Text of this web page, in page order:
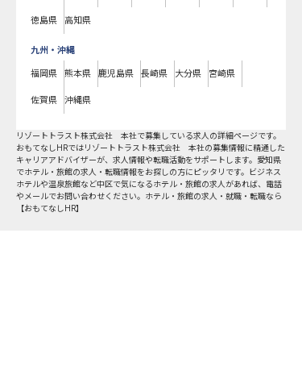
徳島県 高知県
九州・沖縄
福岡県 熊本県 鹿児島県 長崎県 大分県 宮崎県
佐賀県 沖縄県
リゾートトラスト株式会社 本社で募集している求人の詳細ページです。
おもてなしHRではリゾートトラスト株式会社 本社の募集情報に精通した
キャリアアドバイザーが、求人情報や転職活動をサポートします。愛知県
でホテル・旅館の求人・転職情報をお探しの方にピッタリです。ビジネス
ホテルや温泉旅館など中区で気になるホテル・旅館の求人があれば、電話
やメールでお問い合わせください。ホテル・旅館の求人・就職・転職なら
【おもてなしHR】